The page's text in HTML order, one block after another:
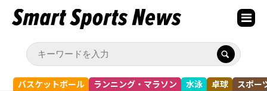
バスケットボール ランニング・マラソン 水泳 卓球 スポー